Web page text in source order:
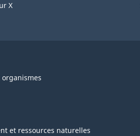
X
et ressources naturelles